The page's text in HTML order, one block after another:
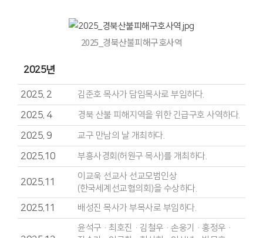
2025년
2025. 2 김준호 목사가 담임목사로 부임하다.
2025. 4 경북 산불 피해지역을 위한 긴급구호 사역하다.
2025. 9 교구 만남의 날 개최하다.
2025.10 부흥사경회(허원구 목사)를 개최하다.
2025.11
이교욱 선교사 선교모범인상
(한국세계선교협의회)을 수상하다.
2025.11 배성진 목사가 부목사로 부임하다.
윤석구·최호진·김철우·손웅기·홍정우·
2025_경북산불피해구호사역